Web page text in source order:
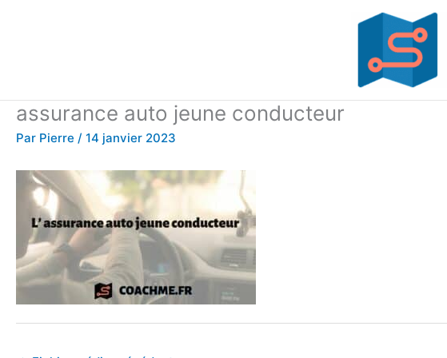
assurance auto jeune conducteur
Par Pierre / 14 janvier 2023